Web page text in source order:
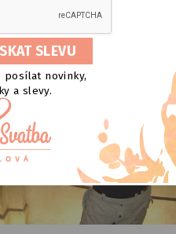
posílat novinky,
a slevy.